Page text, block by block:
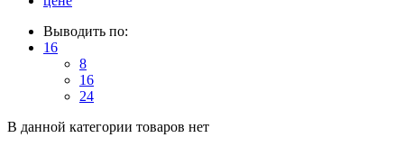
Выводить по:
16
8
16
24
В данной категории товаров нет